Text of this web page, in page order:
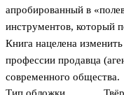
апробированный в
инструментов, который
Книга нацелена
профессии продавца
современного общества.